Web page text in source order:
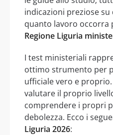
indicazioni preziose su
quanto lavoro occorra
Regione Liguria
I test ministeriali
ottimo strumento per
ufficiale vero e
valutare il proprio
comprendere i propri
debolezza. Ecco i
Liguria 2026: